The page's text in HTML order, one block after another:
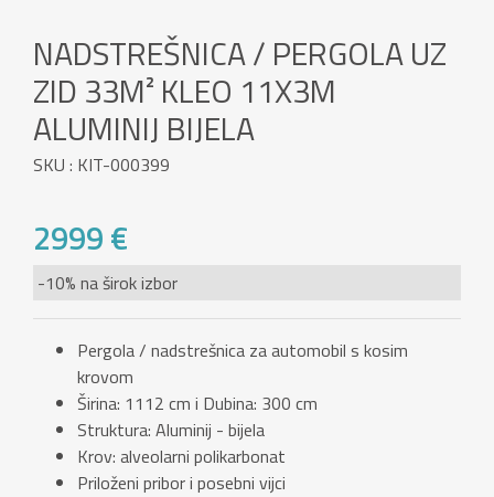
NADSTREŠNICA / PERGOLA UZ
ZID 33M² KLEO 11X3M
ALUMINIJ BIJELA
SKU : KIT-000399
2999 €
-10% na širok izbor
Pergola / nadstrešnica za automobil s kosim
krovom
Širina: 1112 cm i Dubina: 300 cm
Struktura: Aluminij - bijela
Krov: alveolarni polikarbonat
Priloženi pribor i posebni vijci